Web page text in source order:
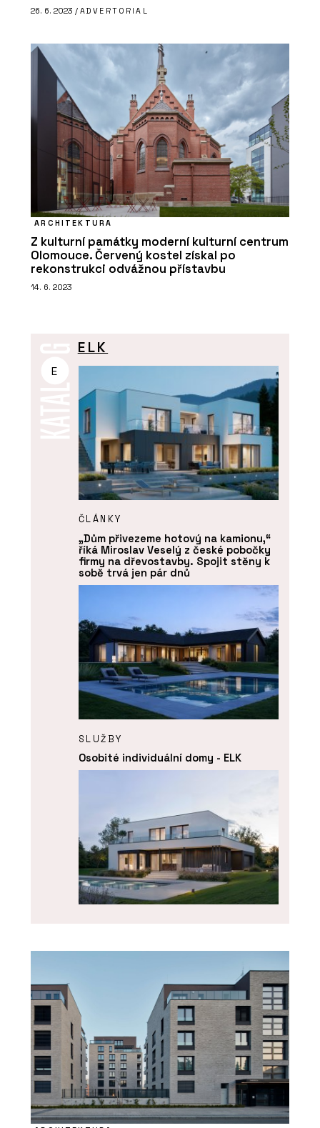
26. 6. 2023 / ADVERTORIAL
ARCHITEKTURA
Z kulturní památky moderní kulturní centrum
Olomouce. Červený kostel získal po
rekonstrukci odvážnou přístavbu
14. 6. 2023
E
ELK
ČLÁNKY
„Dům přivezeme hotový na kamionu,“
říká Miroslav Veselý z české pobočky
firmy na dřevostavby. Spojit stěny k
sobě trvá jen pár dnů
SLUŽBY
Osobité individuální domy - ELK
dřevostaveb míří do Česka.